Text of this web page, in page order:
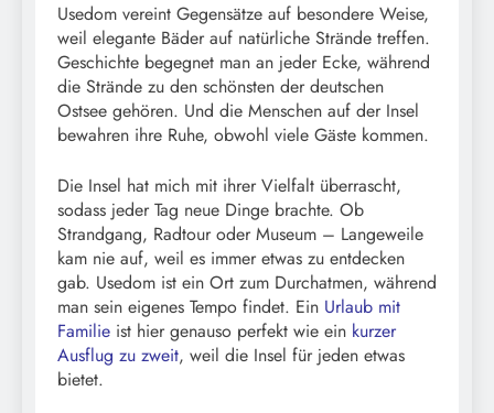
Usedom vereint Gegensätze auf besondere Weise,
weil elegante Bäder auf natürliche Strände treffen.
Geschichte begegnet man an jeder Ecke, während
die Strände zu den schönsten der deutschen
Ostsee gehören. Und die Menschen auf der Insel
bewahren ihre Ruhe, obwohl viele Gäste kommen.
Die Insel hat mich mit ihrer Vielfalt überrascht,
sodass jeder Tag neue Dinge brachte. Ob
Strandgang, Radtour oder Museum – Langeweile
kam nie auf, weil es immer etwas zu entdecken
gab. Usedom ist ein Ort zum Durchatmen, während
man sein eigenes Tempo findet. Ein Urlaub mit
Familie ist hier genauso perfekt wie ein kurzer
Ausflug zu zweit, weil die Insel für jeden etwas
bietet.